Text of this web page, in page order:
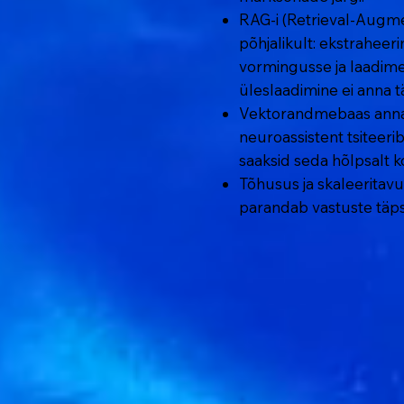
RAG-i (Retrieval-
põhjalikult:
vormingusse ja
üleslaadimine ei anna
Vektorandmebaas
neuroassistent
saaksid seda hõlpsalt
Tõhusus ja
parandab vastuste